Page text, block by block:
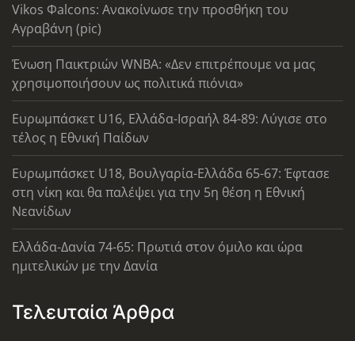
Vikos Φalcons: Ανακοίνωσε την προσθήκη του
Αγραβάνη (pic)
Ένωση Παικτριών WNBA: «Δεν επιτρέπουμε να μας
χρησιμοποιήσουν ως πολιτικά πιόνια»
Ευρωμπάσκετ U16, Ελλάδα-Ισραήλ 84-89: Λύγισε στο
τέλος η Εθνική Παίδων
Ευρωμπάσκετ U18, Βουλγαρία-Ελλάδα 65-67: Έφτασε
στη νίκη και θα παλέψει για την 5η θέση η Εθνική
Νεανίδων
Ελλάδα-Δανία 74-65: Πρωτιά στον όμιλο και ώρα
ημιτελικών με την Δανία
Τελευταία Άρθρα